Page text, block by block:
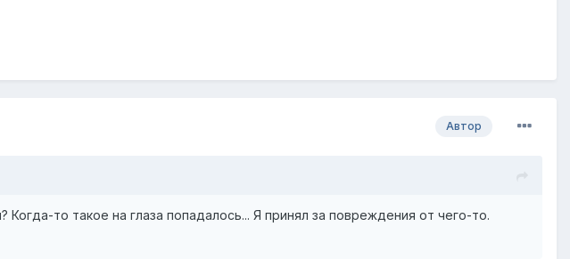
Автор
то такое на глаза попадалось... Я принял за повреждения от чего-то.